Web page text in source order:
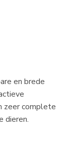
en brede
zeer complete
dieren.